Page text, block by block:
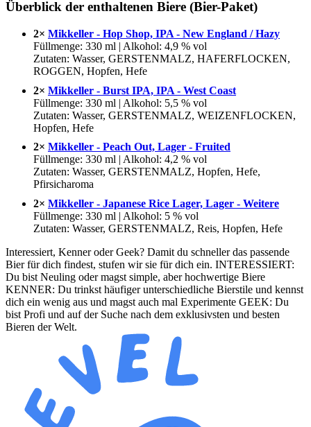
Überblick der enthaltenen Biere (Bier-Paket)
2× Mikkeller - Hop Shop, IPA - New England / Hazy
Füllmenge: 330 ml | Alkohol: 4,9 % vol
Zutaten: Wasser, GERSTENMALZ, HAFERFLOCKEN,
ROGGEN, Hopfen, Hefe
2× Mikkeller - Burst IPA, IPA - West Coast
Füllmenge: 330 ml | Alkohol: 5,5 % vol
Zutaten: Wasser, GERSTENMALZ, WEIZENFLOCKEN,
Hopfen, Hefe
2× Mikkeller - Peach Out, Lager - Fruited
Füllmenge: 330 ml | Alkohol: 4,2 % vol
Zutaten: Wasser, GERSTENMALZ, Hopfen, Hefe,
Pfirsicharoma
2× Mikkeller - Japanese Rice Lager, Lager - Weitere
Füllmenge: 330 ml | Alkohol: 5 % vol
Zutaten: Wasser, GERSTENMALZ, Reis, Hopfen, Hefe
Interessiert, Kenner oder Geek? Damit du schneller das passende
Bier für dich findest, stufen wir sie für dich ein. INTERESSIERT:
Du bist Neuling oder magst simple, aber hochwertige Biere
KENNER: Du trinkst häufiger unterschiedliche Bierstile und kennst
dich ein wenig aus und magst auch mal Experimente GEEK: Du
bist Profi und auf der Suche nach dem exklusivsten und besten
Bieren der Welt.